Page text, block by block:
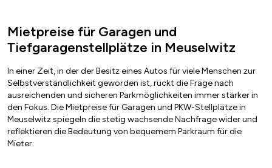
Mietpreise für Garagen und
Tiefgaragenstellplätze in Meuselwitz
In einer Zeit, in der der Besitz eines Autos für viele Menschen zur
Selbstverständlichkeit geworden ist, rückt die Frage nach
ausreichenden und sicheren Parkmöglichkeiten immer stärker in
den Fokus. Die Mietpreise für Garagen und PKW-Stellplätze in
Meuselwitz spiegeln die stetig wachsende Nachfrage wider und
reflektieren die Bedeutung von bequemem Parkraum für die
Mieter: